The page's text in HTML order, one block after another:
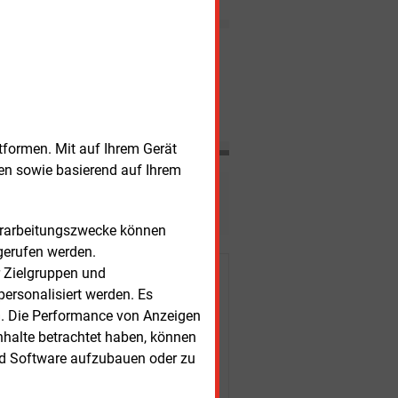
Mit auf Ihrem Gerät
sowie basierend auf Ihrem
können
werden.
und
werden. Es
Performance von Anzeigen
betrachtet haben, können
Software aufzubauen oder zu
Kunden